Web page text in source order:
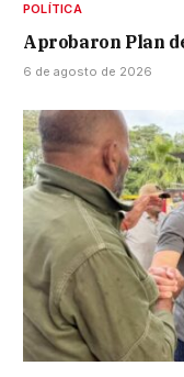
POLÍTICA
Aprobaron Plan
6 de agosto de 2026